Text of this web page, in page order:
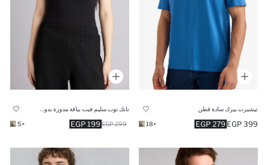
تيشيرت بيزك سادة قطن
279 EGP 399 EGP
+18
199 EGP 299 EGP
+5